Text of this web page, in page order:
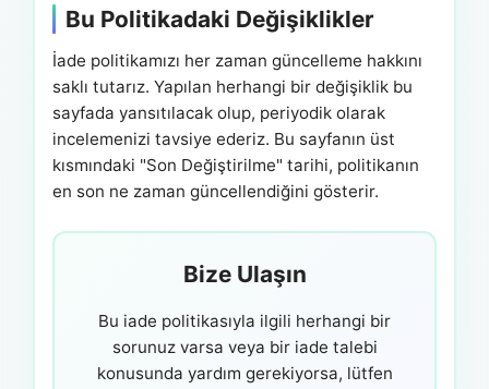
Bu Politikadaki Değişiklikler
İade politikamızı her zaman güncelleme hakkını
saklı tutarız. Yapılan herhangi bir değişiklik bu
sayfada yansıtılacak olup, periyodik olarak
incelemenizi tavsiye ederiz. Bu sayfanın üst
kısmındaki "Son Değiştirilme" tarihi, politikanın
en son ne zaman güncellendiğini gösterir.
Bize Ulaşın
Bu iade politikasıyla ilgili herhangi bir
sorunuz varsa veya bir iade talebi
konusunda yardım gerekiyorsa, lütfen